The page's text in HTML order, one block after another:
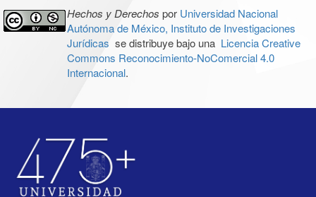
Hechos y Derechos por Universidad Nacional
Autónoma de México, Instituto de Investigaciones
Jurídicas se distribuye bajo una Licencia Creative
Commons Reconocimiento-NoComercial 4.0
Internacional.